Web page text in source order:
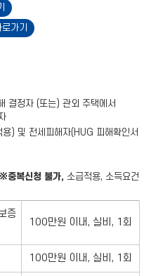
로가기
결정자 (또는) 관외 주택에서
) 및 전세피해자(HUG 피해확인서
중복신청 불가, 소급적용, 소득요건
증
100만원 이내, 실비, 1회
100만원 이내, 실비, 1회